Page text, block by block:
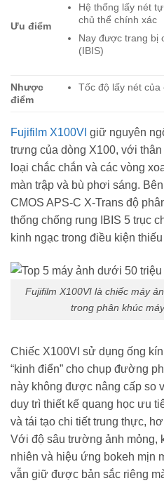
Ưu điểm
Hệ thống lấy nét
chủ thể chính xác
Nay được trang bị
(IBIS)
Nhược
điểm
Tốc độ lấy nét
Fujifilm X100VI giữ nguyên
trưng của dòng X100, với
loại chắc chắn và các vòng
màn trập và bù phơi sáng.
CMOS APS-C X-Trans độ
thống chống rung IBIS 5 trục
kinh ngạc trong điều kiện
Fujifilm X100VI là chiếc máy
trong phân khúc
Chiếc X100VI sử dụng ống
“kinh điển” cho chụp đường
này không được nâng cấp so
duy trì thiết kế quang học ưu
và tái tạo chi tiết trung thực,
Với độ sâu trường ảnh mỏng,
nhiên và hiệu ứng bokeh mịn
vẫn giữ được bản sắc riêng